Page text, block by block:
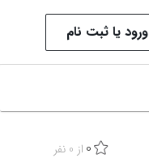
ورود یا ثبت نام
0 از 0 نفر